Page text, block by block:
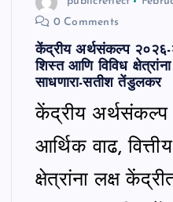
0 Comments
केंद्रीय अर्थसंकल्प २०२६-
शिस्त आणि विविध
साधणारा-सतीश तेंडुलकर
केंद्रीय अर्थसंकल्प
आर्थिक वाढ,
क्षेत्रांना लक्ष